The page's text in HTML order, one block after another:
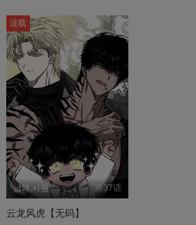
第37话
남해,시원
连载
云龙风虎【无码】